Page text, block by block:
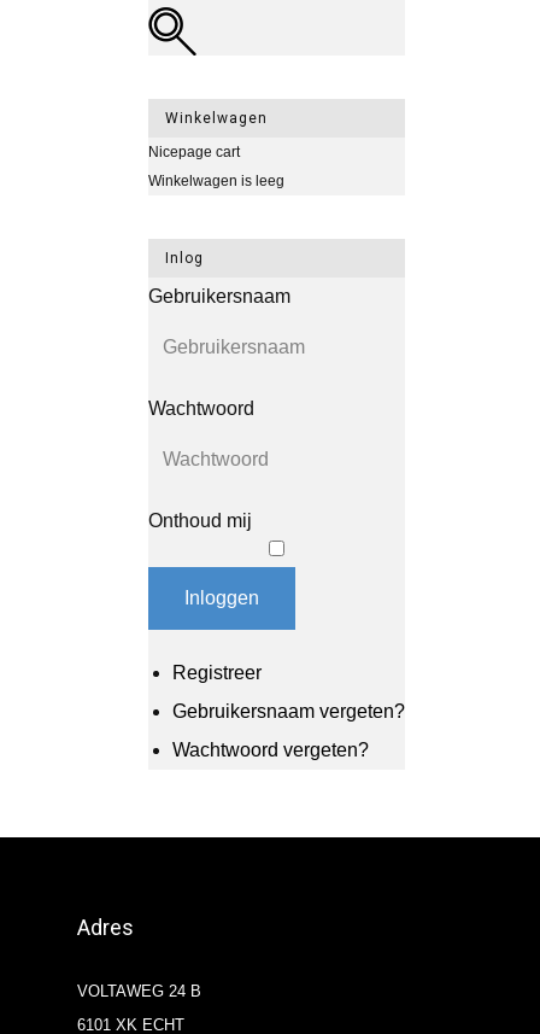
Winkelwagen
Nicepage cart
Winkelwagen is leeg
Inlog
Gebruikersnaam
Wachtwoord
Onthoud mij
Inloggen
Registreer
Gebruikersnaam vergeten?
Wachtwoord vergeten?
Adres
VOLTAWEG 24 B
6101 XK ECHT